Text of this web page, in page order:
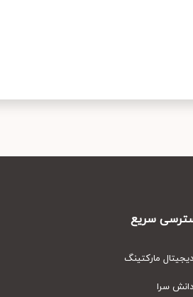
سریع
مارکتینگ
سرا